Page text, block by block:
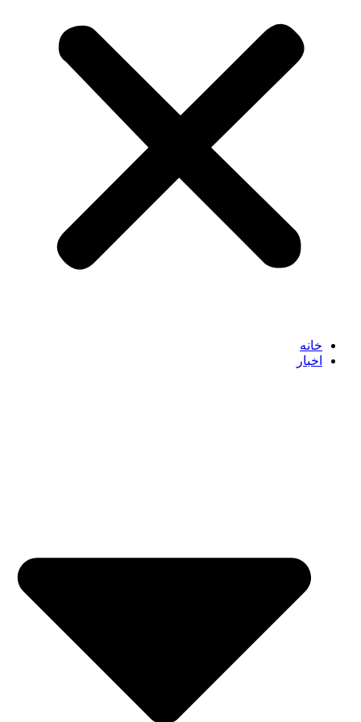
خانه
اخبار